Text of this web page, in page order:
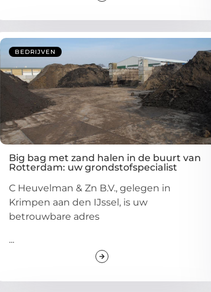
BEDRIJVEN
Big bag met zand halen in de buurt van
Rotterdam: uw grondstofspecialist
C Heuvelman & Zn B.V., gelegen in
Krimpen aan den IJssel, is uw
betrouwbare adres
...